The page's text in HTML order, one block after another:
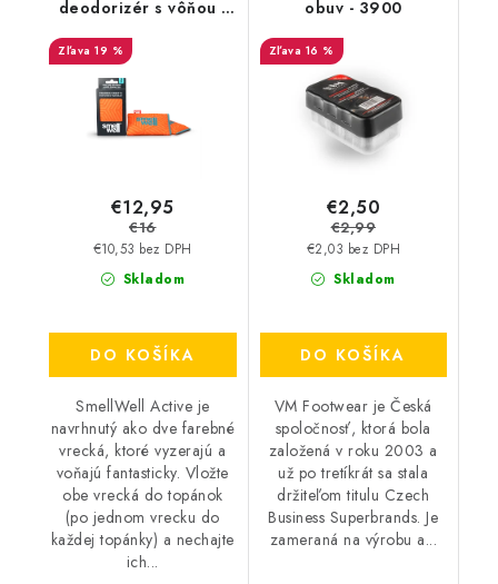
deodorizér s vôňou -
Geometric Orange
19 %
Skladom
€10,53 bez DPH
€12,95
€16
DO KOŠÍKA
SmellWell Active je
navrhnutý ako dve farebné
vrecká, ktoré vyzerajú a
voňajú fantasticky. Vložte
obe vrecká do topánok
(po jednom vrecku do
každej topánky) a nechajte
ich...
obuv - 3900
16 %
Skladom
€2,03 bez DPH
€2,50
€2,99
DO KOŠÍKA
VM Footwear je Česká
spoločnosť, ktorá bola
založená v roku 2003 a
už po tretíkrát sa stala
držiteľom titulu Czech
Business Superbrands. Je
zameraná na výrobu a...